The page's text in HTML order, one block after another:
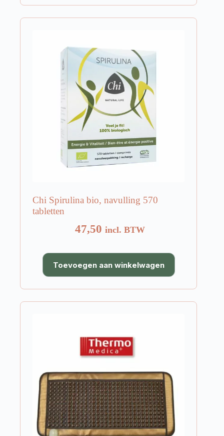
Chi Spirulina bio, navulling 570
tabletten
47,50 incl. BTW
Toevoegen aan winkelwagen